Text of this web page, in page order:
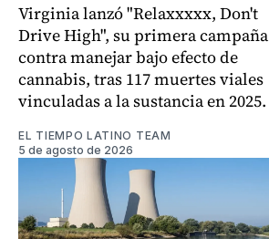
Virginia lanzó "Relaxxxxx, Don't
Drive High", su primera campaña
contra manejar bajo efecto de
cannabis, tras 117 muertes viales
vinculadas a la sustancia en 2025.
EL TIEMPO LATINO TEAM
5 de agosto de 2026